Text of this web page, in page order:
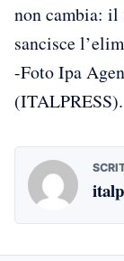
non cambia:
sancisce
-Foto Ipa
(ITALPRESS).